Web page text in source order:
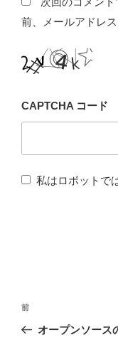
前、メールアドレ
CAPTCHA コード
私はロボットで
投
稿
前
の
前
オープンソース